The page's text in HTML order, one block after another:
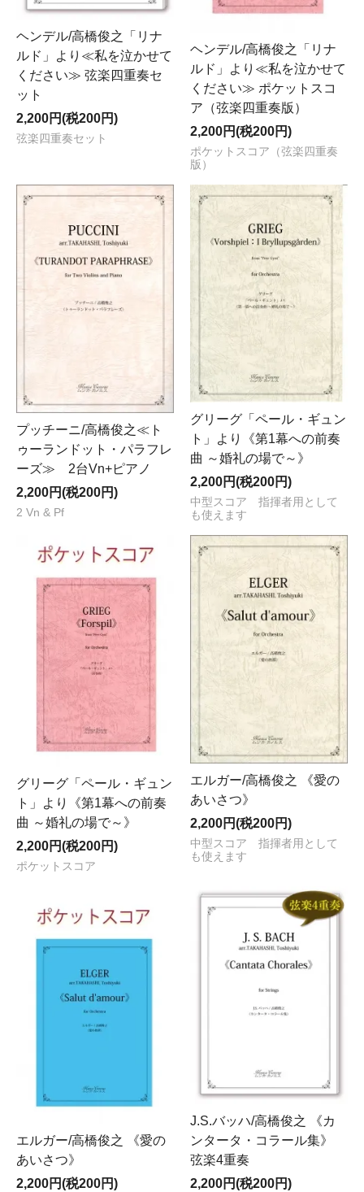
ヘンデル/高橋俊之「リナ
ルド」より≪私を泣かせて
ください≫ 弦楽四重奏セ
ット
2,200円(税200円)
弦楽四重奏セット
ヘンデル/高橋俊之「リナ
ルド」より≪私を泣かせて
ください≫ ポケットスコ
ア（弦楽四重奏版）
2,200円(税200円)
ポケットスコア（弦楽四重奏
版）
プッチーニ/高橋俊之≪ト
ゥーランドット・パラフレ
ーズ≫ 2台Vn+ピアノ
2,200円(税200円)
2 Vn & Pf
グリーグ「ペール・ギュン
ト」より《第1幕への前奏
曲 ～婚礼の場で～》
2,200円(税200円)
中型スコア 指揮者用として
も使えます
グリーグ「ペール・ギュン
ト」より《第1幕への前奏
曲 ～婚礼の場で～》
2,200円(税200円)
ポケットスコア
エルガー/高橋俊之 《愛の
あいさつ》
2,200円(税200円)
中型スコア 指揮者用として
も使えます
エルガー/高橋俊之 《愛の
あいさつ》
2,200円(税200円)
J.S.バッハ/高橋俊之 《カ
ンタータ・コラール集》
弦楽4重奏
2,200円(税200円)